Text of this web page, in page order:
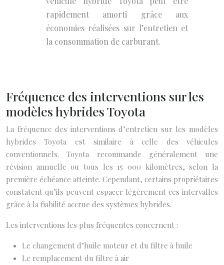
rapidement amorti grâce aux
économies réalisées sur l’entretien et
la consommation de carburant.
Fréquence des interventions sur les
modèles hybrides Toyota
La fréquence des interventions d’entretien sur les modèles
hybrides Toyota est similaire à celle des véhicules
conventionnels. Toyota recommande généralement une
révision annuelle ou tous les 15 000 kilomètres, selon la
première échéance atteinte. Cependant, certains propriétaires
constatent qu’ils peuvent espacer légèrement ces intervalles
grâce à la fiabilité accrue des systèmes hybrides.
Les interventions les plus fréquentes concernent :
Le changement d’huile moteur et du filtre à huile
Le remplacement du filtre à air